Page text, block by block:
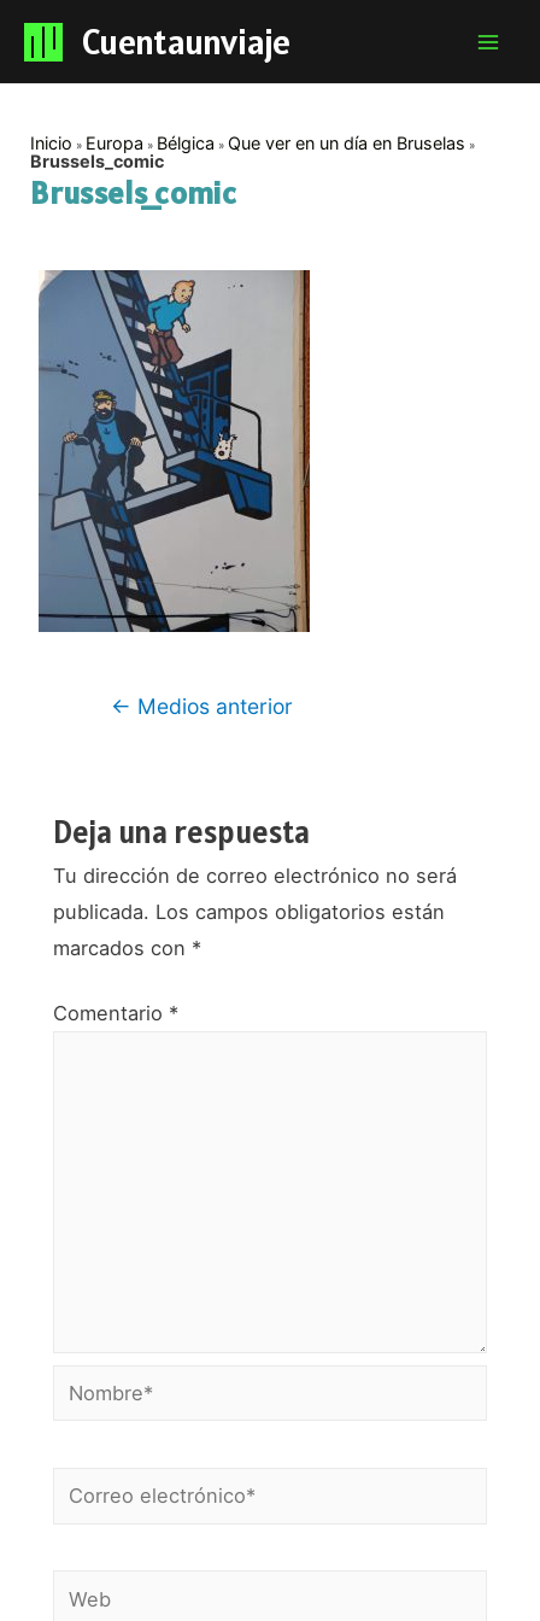
Cuentaunviaje
Inicio Europa Bélgica
Que ver en un día en Bruselas
Brussels_comic
Brussels_comic
Navegación
← Medios anterior
Deja una respuesta
Tu dirección de correo electrónico no será
publicada. Los campos obligatorios están
marcados con *
Comentario *
Nombre*
Correo
Web